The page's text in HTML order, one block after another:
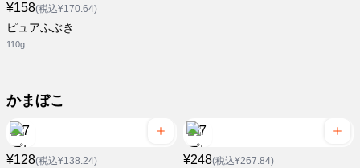
¥158(税込¥170.64)
ピュアふぶき
110g
かまぼこ
¥128(税込¥138.24) ¥248(税込¥267.84)